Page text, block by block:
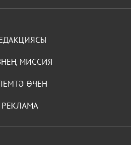
МИССИЯ
ӨЧЕН
РЕКЛАМА